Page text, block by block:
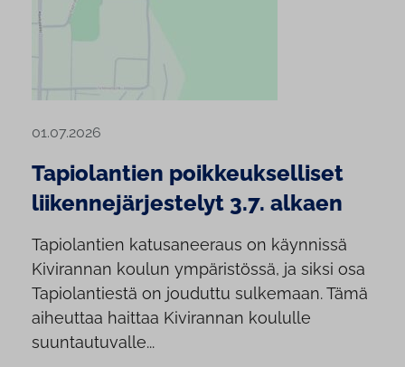
01.07.2026
Tapiolantien poikkeukselliset
liikennejärjestelyt 3.7. alkaen
Tapiolantien katusaneeraus on käynnissä
Kivirannan koulun ympäristössä, ja siksi osa
Tapiolantiestä on jouduttu sulkemaan. Tämä
aiheuttaa haittaa Kivirannan koululle
suuntautuvalle...